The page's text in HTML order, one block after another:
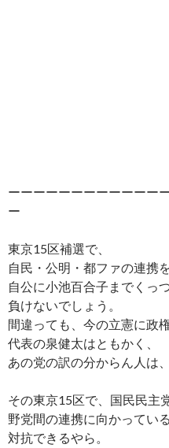
ーーーーーーーーーーーー
ー
東京15区補選で、
自民・公明・都ファの連携を
自公に小池百合子までくっ
負けないでしょう。
間違っても、今の立憲に政
代表の泉健太はともかく、
あの党の訳の分からん人は
その東京15区で、国民民主
野党間の連携に向かっている
対抗できるやら。